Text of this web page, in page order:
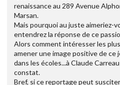
renaissance au 289 Avenue
Marsan.
Mais pourquoi au juste aimeriez-
entendrez la réponse de ce
Alors comment intéresser les
amener une image positive de
dans les écoles...à Claude
constat.
Bref, si ce reportage peut